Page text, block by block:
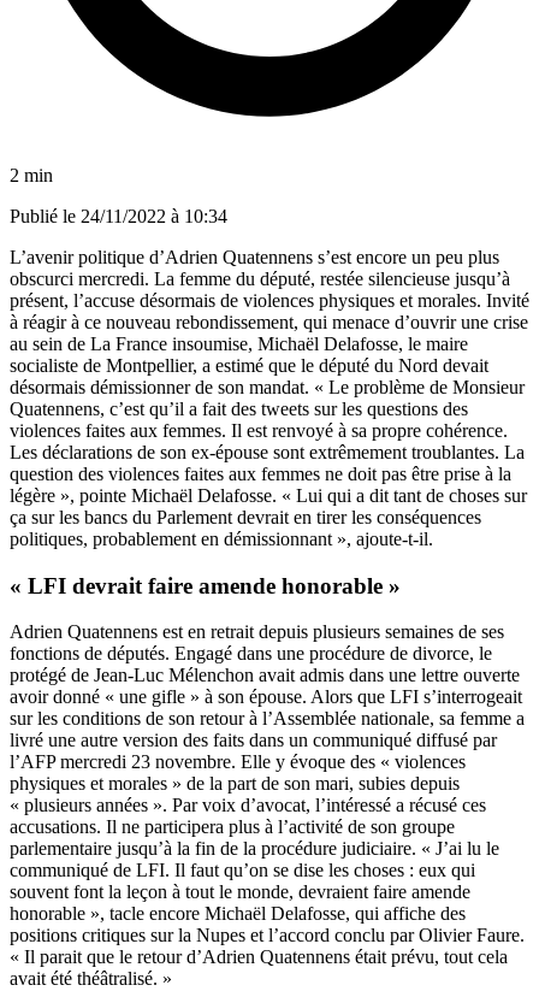
2 min
Publié le 24/11/2022 à 10:34
L’avenir politique d’Adrien Quatennens s’est encore un peu plus
obscurci mercredi. La femme du député, restée silencieuse jusqu’à
présent, l’accuse désormais de violences physiques et morales. Invité
à réagir à ce nouveau rebondissement, qui menace d’ouvrir une crise
au sein de La France insoumise, Michaël Delafosse, le maire
socialiste de Montpellier, a estimé que le député du Nord devait
désormais démissionner de son mandat. « Le problème de Monsieur
Quatennens, c’est qu’il a fait des tweets sur les questions des
violences faites aux femmes. Il est renvoyé à sa propre cohérence.
Les déclarations de son ex-épouse sont extrêmement troublantes. La
question des violences faites aux femmes ne doit pas être prise à la
légère », pointe Michaël Delafosse. « Lui qui a dit tant de choses sur
ça sur les bancs du Parlement devrait en tirer les conséquences
politiques, probablement en démissionnant », ajoute-t-il.
« LFI devrait faire amende honorable »
Adrien Quatennens est en retrait depuis plusieurs semaines de ses
fonctions de députés. Engagé dans une procédure de divorce, le
protégé de Jean-Luc Mélenchon avait admis dans une lettre ouverte
avoir donné « une gifle » à son épouse. Alors que LFI s’interrogeait
sur les conditions de son retour à l’Assemblée nationale, sa femme a
livré une autre version des faits dans un communiqué diffusé par
l’AFP mercredi 23 novembre. Elle y évoque des « violences
physiques et morales » de la part de son mari, subies depuis
« plusieurs années ». Par voix d’avocat, l’intéressé a récusé ces
accusations. Il ne participera plus à l’activité de son groupe
parlementaire jusqu’à la fin de la procédure judiciaire. « J’ai lu le
communiqué de LFI. Il faut qu’on se dise les choses : eux qui
souvent font la leçon à tout le monde, devraient faire amende
honorable », tacle encore Michaël Delafosse, qui affiche des
positions critiques sur la Nupes et l’accord conclu par Olivier Faure.
« Il parait que le retour d’Adrien Quatennens était prévu, tout cela
avait été théâtralisé. »